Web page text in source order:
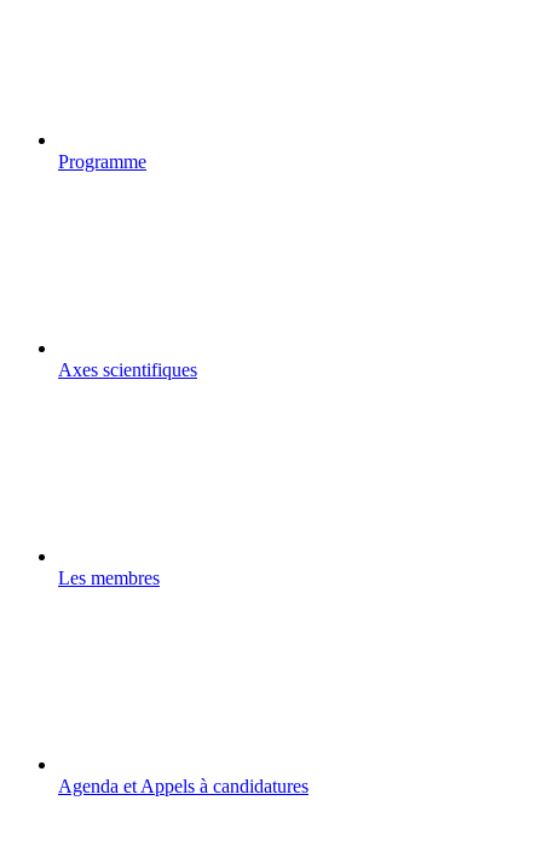
Programme
Axes scientifiques
Les membres
Agenda et Appels à candidatures